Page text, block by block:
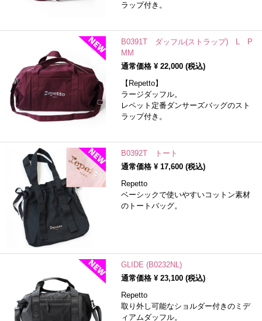
ラップ付き。
B0391T ダッフル(ストラップ) L P
MM
通常価格 ¥ 22,000(税込)
【Repetto】
ラージダッフル。
レペット定番ダンサーズバッグのスト
ラップ付き。
B0392T トート
通常価格 ¥ 17,600(税込)
Repetto
ベーシックで使いやすいコットン素材
のトートバッグ。
GLIDE (B0232NL)
通常価格 ¥ 23,100(税込)
Repetto
取り外し可能なショルダー付きのミデ
ィアムダッフル。